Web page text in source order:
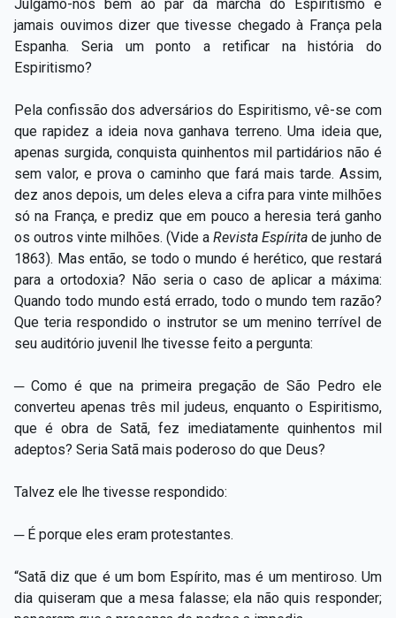
Julgamo-nos bem ao par da marcha do Espiritismo e
jamais ouvimos dizer que tivesse chegado à França pela
Espanha. Seria um ponto a retificar na história do
Espiritismo?
Pela confissão dos adversários do Espiritismo, vê-se com
que rapidez a ideia nova ganhava terreno. Uma ideia que,
apenas surgida, conquista quinhentos mil partidários não é
sem valor, e prova o caminho que fará mais tarde. Assim,
dez anos depois, um deles eleva a cifra para vinte milhões
só na França, e prediz que em pouco a heresia terá ganho
os outros vinte milhões. (Vide a Revista Espírita de junho de
1863). Mas então, se todo o mundo é herético, que restará
para a ortodoxia? Não seria o caso de aplicar a máxima:
Quando todo mundo está errado, todo o mundo tem razão?
Que teria respondido o instrutor se um menino terrível de
seu auditório juvenil lhe tivesse feito a pergunta:
─ Como é que na primeira pregação de São Pedro ele
converteu apenas três mil judeus, enquanto o Espiritismo,
que é obra de Satã, fez imediatamente quinhentos mil
adeptos? Seria Satã mais poderoso do que Deus?
Talvez ele lhe tivesse respondido:
─ É porque eles eram protestantes.
“Satã diz que é um bom Espírito, mas é um mentiroso. Um
dia quiseram que a mesa falasse; ela não quis responder;